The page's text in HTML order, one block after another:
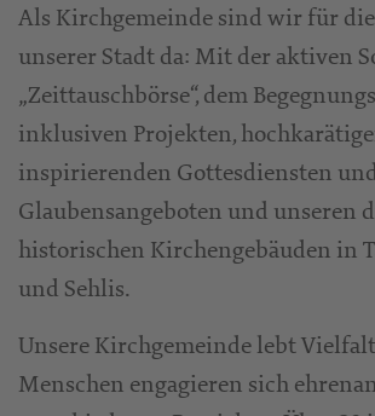
Als Kirchgemeinde sind wir für
unserer Stadt da: Mit der aktiven
„Zeittauschbörse“, dem
inklusiven Projekten,
inspirierenden Gottesdiensten
Glaubensangeboten und unseren
historischen Kirchengebäuden in
und Sehlis.
Unsere Kirchgemeinde lebt
Menschen engagieren sich